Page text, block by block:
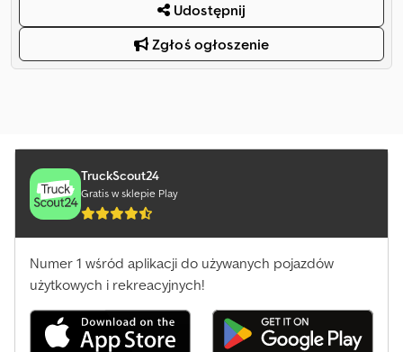
Udostępnij
Zgłoś ogłoszenie
TruckScout24
Gratis w sklepie Play
Numer 1 wśród aplikacji do używanych pojazdów
użytkowych i rekreacyjnych!